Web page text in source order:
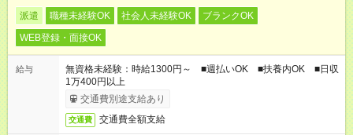
派遣 職種未経験OK 社会人未経験OK
ブランクOK
WEB登録・面接OK
給与
無資格未経験：時給1300円～ ■週払いOK ■扶養内OK ■日収
1万400円以上
交通費別途支給あり
交通費 交通費全額支給